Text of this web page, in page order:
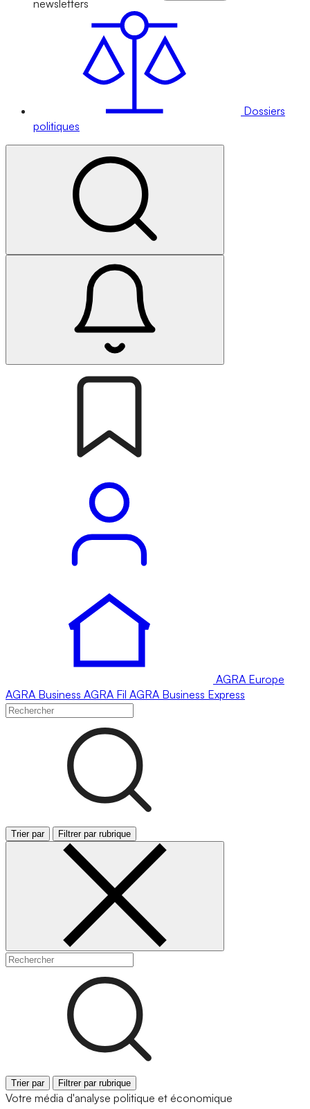
newsletters
Dossiers
politiques
AGRA Europe
AGRA Business AGRA Fil AGRA Business Express
Trier par Filtrer par rubrique
Trier par Filtrer par rubrique
Votre média d'analyse politique et économique